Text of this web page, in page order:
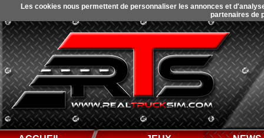
Les cookies nous permettent de personnaliser les annonces et
partenaires de